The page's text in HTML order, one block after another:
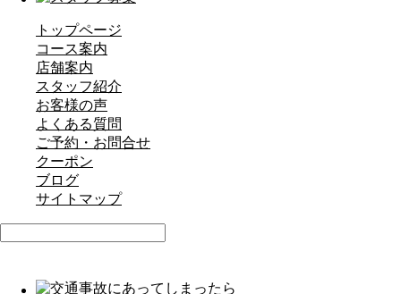
トップページ
コース案内
店舗案内
スタッフ紹介
お客様の声
よくある質問
ご予約・お問合せ
クーポン
ブログ
サイトマップ